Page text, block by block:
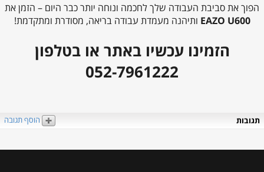
הפוך את סביבת העבודה שלך לחכמה ונוחה יותר כבר היום – הזמן את
EAZO U600 ותיהנה מעמדת עבודה בריאה, מסודרת ומתקדמת!
הזמינו עכשיו באתר או בטלפון
052-7961222
תגובות הוסף תגובה